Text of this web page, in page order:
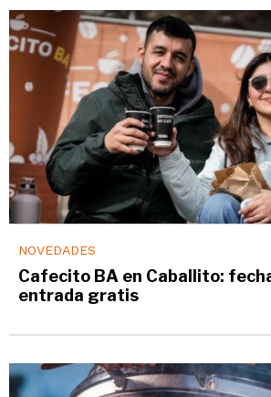
NOVEDADES
Cafecito BA en Caballito:
entrada gratis